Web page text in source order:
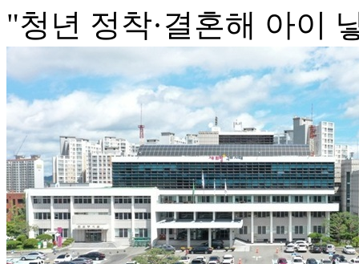
"청년 정착·결혼해 아이